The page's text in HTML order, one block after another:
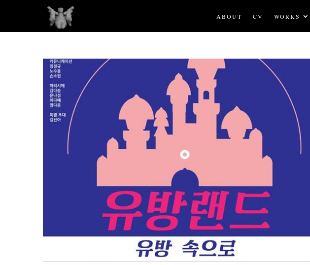
ABOUT CV WORKS